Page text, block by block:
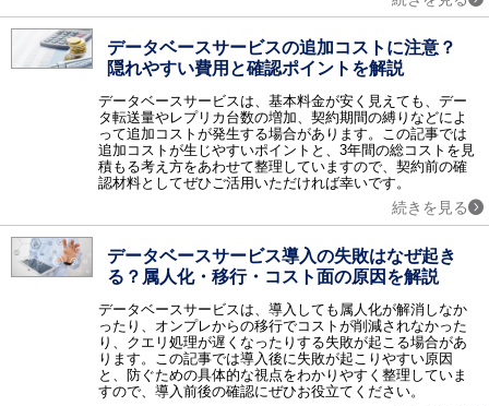
ビジネスプロセス
ワークフロー / BPM / RPAツール / タスク管理ツール / 業務可視化ツール / 会議室予約システム / XR（AR・VR・MR）システム / バーチャルオフィスツール / 施工管理サービス / インバウンド支援 / M&A・事業承継コンサル / 歯科クリニック支援サービス / IT点呼システム / 貿易管理システム / 内部監査 / PRM
SFA / オンライン商談システム / セールスイネーブルメントツール
CRM / 名刺管理 / 与信管理 / コールセンターシステム / 電子カルテ / 会員管理・ポイント管理 / VOC（顧客の声） / キャンペーンマネジメント / 電子カルテ 大病院 / 電子カルテ 中小病院 / 電子カルテ 有床クリニック / 電子カルテ 無床クリニック / 電子カルテ 在宅 / IVR / カスタマーサクセスツール / 日程調整ツール / 店舗アプリ作成ツール / ホテル・宿泊施設向けシステム（PMS） / ボイスボット / 介護ソフト / LINE予約 / 民泊運営支援サービス
メール配信システム / メールセキュリティ / スパム対策 / メールアーカイブ / FAX配信 / メール共有 / メール誤送信対策 / メール暗号化 / クラウドメール / SMS送信サービス / メールリレーサービス / CPaaS
マーケティング
レコメンドエンジン / マーケティングオートメーションツール / コンテンツマーケティング / Web接客ツール / サイト離脱防止（ポップアップ）ツール / メールマーケティングシステム / SEOツール / SNS管理ツール / ABテストツール / フォーム作成ツール / 広告運用ツール / ヒートマップツール / CDP（カスタマーデータプラットフォーム） / MEOツール / アプリ解析ツール / プッシュ通知サービス / LINEマーケティングツール / ランディングページ作成ツール（LP作成ツール） / MEO対策サービス / マーケティングツール / LLMO対策サービス
データ蓄積・分析
BIツール / テキストマイニング / DWH / データマイニング / ETL / 商圏分析・エリアマーケティング / ソーシャル分析 / BIツール クラウド / BIツール導入・活用支援 / DMP / SaaS管理システム / 機械学習（マシンラーニング） / 企業データベース / 予測分析ツール / Webサイト翻訳ツール / 脱炭素支援サービス / 広告効果測定
CMS / アクセス解析 / ECサイト構築 / 動画配信システム / オンライン決済システム / 予約システム / EC管理ソフト / ショッピングカート / チャット接客ツール / チャットボット / Webコンサルティング / ノーコード・ローコード開発 / イベント管理システム / ネットショップ管理システム / サイト内検索ツール / Webデザインツール / EFOツール
データベースサービスの追加コストに注意？
隠れやすい費用と確認ポイントを解説
データベースサービスは、基本料金が安く見えても、デー
タ転送量やレプリカ台数の増加、契約期間の縛りなどによ
って追加コストが発生する場合があります。この記事では
追加コストが生じやすいポイントと、3年間の総コストを見
積もる考え方をあわせて整理していますので、契約前の確
認材料としてぜひご活用いただければ幸いです。
続きを見る
データベースサービス導入の失敗はなぜ起き
る？属人化・移行・コスト面の原因を解説
データベースサービスは、導入しても属人化が解消しなか
ったり、オンプレからの移行でコストが削減されなかった
り、クエリ処理が遅くなったりする失敗が起こる場合があ
ります。この記事では導入後に失敗が起こりやすい原因
と、防ぐための具体的な視点をわかりやすく整理していま
すので、導入前後の確認にぜひお役立てください。